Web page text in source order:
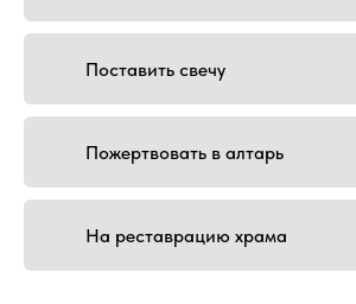
Поставить свечу
Пожертвовать в алтарь
На реставрацию храма